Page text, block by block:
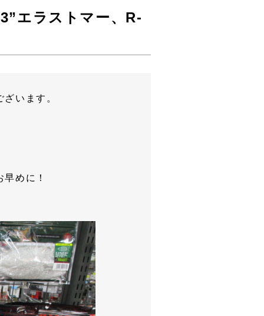
エラストマー、R-
います。
めに！